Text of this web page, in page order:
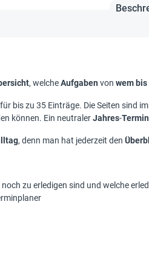
, welcheAufgaben von wem bis
bis zu 35 Einträge. Die Seiten sind
können. Ein neutralerJahres-
, denn man hat jederzeit den
zu erledigen sind und welche